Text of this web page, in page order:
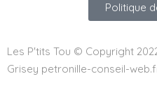
Politique
Les P'tits Tou © Copyright
Grisey petronille-conseil-